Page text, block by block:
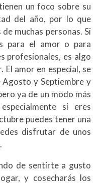
un foco sobre su
del año, por lo que
muchas personas. Si
para el amor o para
profesionales, es algo
El amor en especial, se
y Septiembre y
ya de un modo más
si eres
puedes tener una
disfrutar de unos
de sentirte a gusto
y cosecharás los